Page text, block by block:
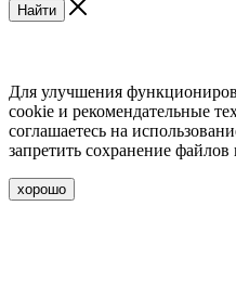
Найти
Для улучшения
cookie и рекомендательные
соглашаетесь на
запретить сохранение файлов
хорошо